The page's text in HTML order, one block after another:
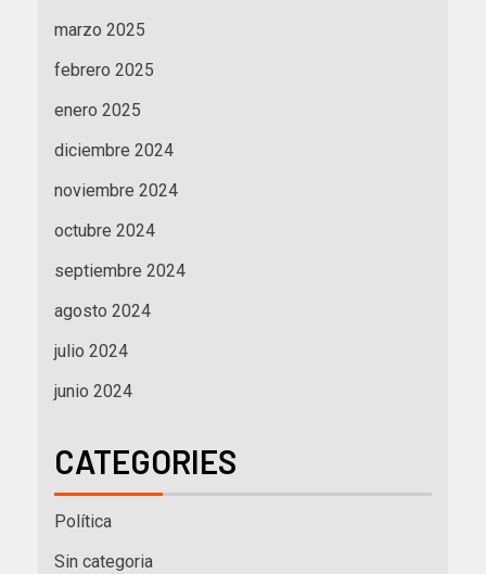
marzo 2025
febrero 2025
enero 2025
diciembre 2024
noviembre 2024
octubre 2024
septiembre 2024
agosto 2024
julio 2024
junio 2024
CATEGORIES
Política
Sin categoria